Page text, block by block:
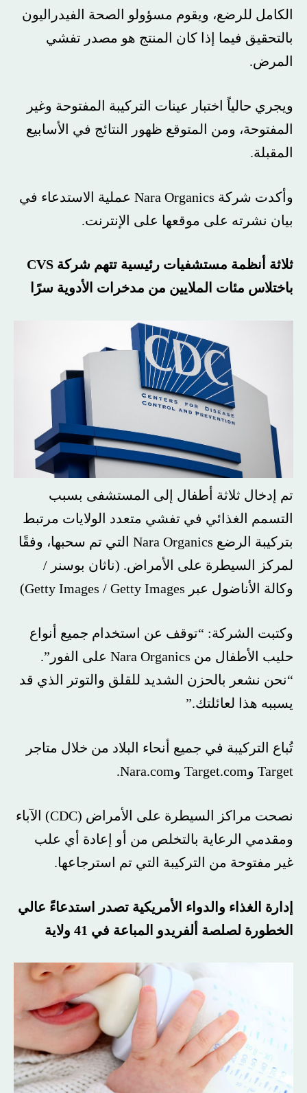
الكامل للرضع، ويقوم مسؤولو الصحة الفيدراليون
بالتحقيق فيما إذا كان المنتج هو مصدر تفشي
المرض.
ويجري حالياً اختبار عينات التركيبة المفتوحة وغير
المفتوحة، ومن المتوقع ظهور النتائج في الأسابيع
المقبلة.
وأكدت شركة Nara Organics عملية الاستدعاء في
بيان نشرته على موقعها على الإنترنت.
ثلاثة أنظمة مستشفيات رئيسية تتهم شركة CVS
باختلاس مئات الملايين من مدخرات الأدوية سرًا
تم إدخال ثلاثة أطفال إلى المستشفى بسبب
التسمم الغذائي في تفشي متعدد الولايات مرتبط
بتركيبة الرضع Nara Organics التي تم سحبها، وفقًا
لمركز السيطرة على الأمراض. (ناثان بوسنر /
وكالة الأناضول عبر Getty Images / Getty Images)
وكتبت الشركة: “توقف عن استخدام جميع أنواع
حليب الأطفال من Nara Organics على الفور”.
“نحن نشعر بالحزن الشديد للقلق والتوتر الذي قد
يسببه هذا لعائلتك.”
تُباع التركيبة في جميع أنحاء البلاد من خلال متاجر
Target وTarget.com وNara.com.
نصحت مراكز السيطرة على الأمراض (CDC) الآباء
ومقدمي الرعاية بالتخلص من أو إعادة أي علب
غير مفتوحة من التركيبة التي تم استرجاعها.
إدارة الغذاء والدواء الأمريكية تصدر استدعاءً عالي
الخطورة لصلصة ألفريدو المباعة في 41 ولاية